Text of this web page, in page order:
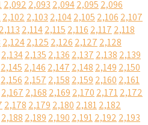
2,092 2,093 2,0942,095 2,096
2,102 2,103 2,1042,105 2,106 2,107
2,113 2,1142,115 2,116 2,117 2,118
2,1242,125 2,126 2,127 2,128
2,1342,135 2,136 2,137 2,138 2,139
2,145 2,146 2,147 2,148 2,149 2,150
2,156 2,157 2,158 2,159 2,160 2,161
2,167 2,168 2,169 2,170 2,1712,172
2,178 2,179 2,180 2,1812,182
2,188 2,189 2,190 2,1912,192 2,193